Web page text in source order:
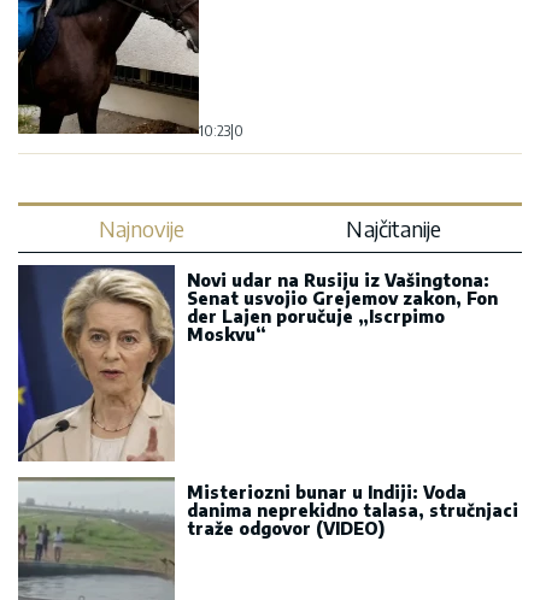
10:23 0
Najnovije Najčitanije
Novi udar na Rusiju iz Vašingtona:
Senat usvojio Grejemov zakon, Fon
der Lajen poručuje „Iscrpimo
Moskvu“
Misteriozni bunar u Indiji: Voda
danima neprekidno talasa, stručnjaci
traže odgovor (VIDEO)